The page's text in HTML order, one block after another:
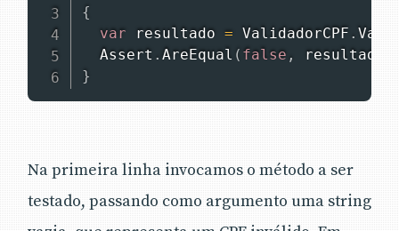
{
var resultado = ValidadorCPF .
  Assert
. AreEqual ( false , resultado
}
Na primeira linha invocamos o método a ser
testado, passando como argumento uma string